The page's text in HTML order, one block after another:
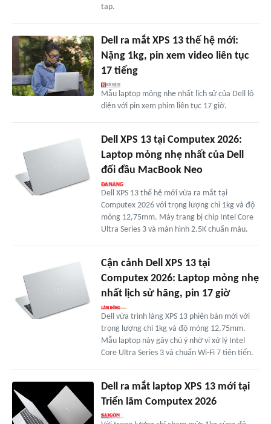
tạp.
Dell ra mắt XPS 13 thế hệ mới:
Nặng 1kg, pin xem video liên tục
17 tiếng
Mẫu laptop mỏng nhẹ nhất lịch sử của Dell lộ
diện với pin xem phim liên tục 17 giờ.
Dell XPS 13 tại Computex 2026:
Laptop mỏng nhẹ nhất của Dell
đối đầu MacBook Neo
Dell XPS 13 thế hệ mới vừa ra mắt tại
Computex 2026 với trọng lượng chỉ 1kg và độ
mỏng 12,75mm. Máy trang bị chip Intel Core
Ultra Series 3 và màn hình 2.5K chuẩn màu.
Cận cảnh Dell XPS 13 tại
Computex 2026: Laptop mỏng nhẹ
nhất lịch sử hãng, pin 17 giờ
Dell vừa trình làng XPS 13 phiên bản mới với
trọng lượng chỉ 1kg và độ mỏng 12,75mm.
Mẫu laptop này gây chú ý nhờ vi xử lý Intel
Core Ultra Series 3 và chuẩn Wi-Fi 7 tiên tiến.
Dell ra mắt laptop XPS 13 mới tại
Triển lãm Computex 2026